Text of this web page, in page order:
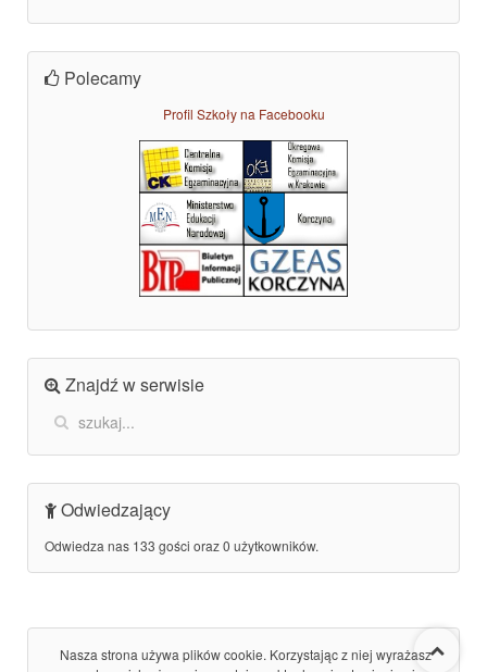
Polecamy
Profil Szkoły na Facebooku
Znajdź w serwisie
Odwiedzający
Odwiedza nas 133 gości oraz 0 użytkowników.
Nasza strona używa plików cookie. Korzystając z niej wyrażasz